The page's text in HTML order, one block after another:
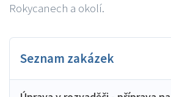
Rokycanech a okolí.
Seznam zakázek